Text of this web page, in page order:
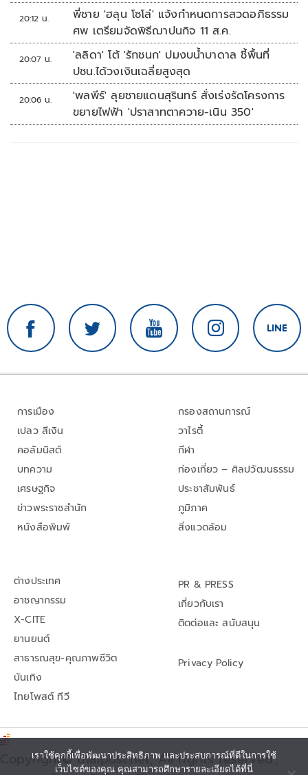
20:12 น.
พี่ชาย 'ฮลุน โซโล่' แจ้งกำหนดการสวดอภิธรรม
ศพ เตรียมจัดพิธีฌาปนกิจ 11 ส.ค.
20:07 น.
'ลลิดา' โต้ 'รักชนก' ปมงบน้ำบาดาล ชี้พื้นที่
ปชน.ได้วงเงินเฉลี่ยสูงสุด
20:06 น.
'พลพีร์' ลุยชายแดนสุรินทร์ สั่งเร่งรัดโครงการ
ขยายไฟฟ้า 'ปราสาทตาควาย-เนิน 350'
การเมือง
เปลว สีเงิน
คอลัมนิสต์
บทความ
เศรษฐกิจ
ข่าวพระราชสำนัก
หนังสือพิมพ์
กรองสถานการณ์
วาไรตี้
กีฬา
ท่องเที่ยว – ศิลปวัฒนธรรม
ประชาสัมพันธ์
ภูมิภาค
สิ่งแวดล้อม
ต่างประเทศ
อาชญากรรม
X-CITE
ยานยนต์
สาธารณสุข-คุณภาพชีวิต
บันเทิง
ไทยโพสต์ ทีวี
PR & PRESS
เกี่ยวกับเรา
ติดต่อและ สนับสนุน
Privacy Policy
Copyright© thaipost.net, All rights reserved.,
เราใช้คุกกี้เพื่อพัฒนาประสิทธิภาพ และประสบการณ์ที่ดีในการใช้
เว็บไซต์ของคุณ คุณสามารถศึกษารายละเอียดได้ที่นี่